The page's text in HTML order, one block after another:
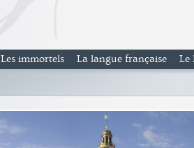
Les immortels La langue française Le